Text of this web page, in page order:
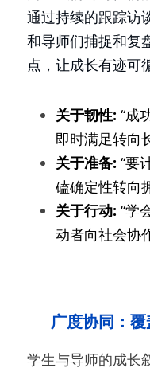
通过持续的跟踪访
和导师们捕捉和复
点，让成长有迹可
关于韧性: “成
即时满足转向
关于准备: “要
磕确定性转向
关于行动: “学
动者向社会协
广度协同：
学生与导师的成长